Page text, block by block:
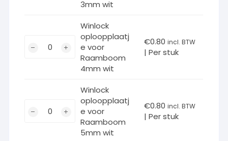
aantal
3mm wit
oploopplaatje
aantal
Winlock
oploopplaatj
e voor
Raamboom
4mm wit
€0.80 incl. BTW
| Per stuk
oploopplaatje
Winlock
oploopplaatj
e voor
Raamboom
5mm wit
€0.80 incl. BTW
| Per stuk